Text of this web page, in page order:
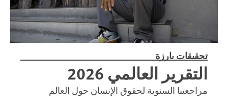
تحقيقات بارزة
التقرير العالمي 2026
مراجعتنا السنوية لحقوق الإنسان حول العالم